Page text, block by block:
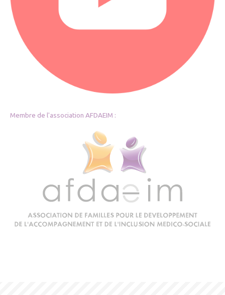
Membre de l'association AFDAEIM :